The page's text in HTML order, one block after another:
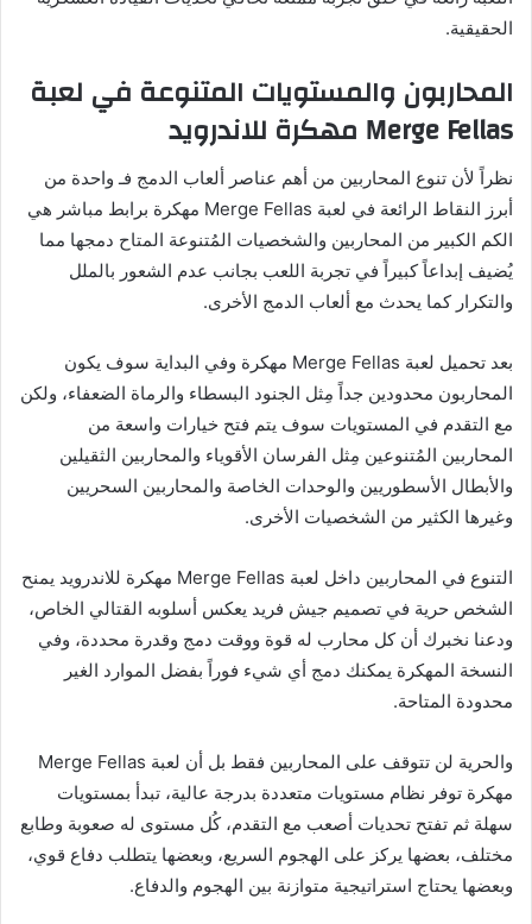
الحقيقية.
المحاربون والمستويات المتنوعة في لعبة
Merge Fellas مهكرة للاندرويد
نظراً لأن تنوع المحاربين من أهم عناصر ألعاب الدمج فـ واحدة من
أبرز النقاط الرائعة في لعبة Merge Fellas مهكرة برابط مباشر هي
الكم الكبير من المحاربين والشخصيات المُتنوعة المتاح دمجها مما
يُضيف إبداعاً كبيراً في تجربة اللعب بجانب عدم الشعور بالملل
والتكرار كما يحدث مع ألعاب الدمج الأخرى.
بعد تحميل لعبة Merge Fellas مهكرة وفي البداية سوف يكون
المحاربون محدودين جداً مِثل الجنود البسطاء والرماة الضعفاء، ولكن
مع التقدم في المستويات سوف يتم فتح خيارات واسعة من
المحاربين المُتنوعين مِثل الفرسان الأقوياء والمحاربين الثقيلين
والأبطال الأسطوريين والوحدات الخاصة والمحاربين السحريين
وغيرها الكثير من الشخصيات الأخرى.
التنوع في المحاربين داخل لعبة Merge Fellas مهكرة للاندرويد يمنح
الشخص حرية في تصميم جيش فريد يعكس أسلوبه القتالي الخاص،
ودعنا نخبرك أن كل محارب له قوة ووقت دمج وقدرة محددة، وفي
النسخة المهكرة يمكنك دمج أي شيء فوراً بفضل الموارد الغير
محدودة المتاحة.
والحرية لن تتوقف على المحاربين فقط بل أن لعبة Merge Fellas
مهكرة توفر نظام مستويات متعددة بدرجة عالية، تبدأ بمستويات
سهلة ثم تفتح تحديات أصعب مع التقدم، كُل مستوى له صعوبة وطابع
مختلف، بعضها يركز على الهجوم السريع، وبعضها يتطلب دفاع قوي،
وبعضها يحتاج استراتيجية متوازنة بين الهجوم والدفاع.